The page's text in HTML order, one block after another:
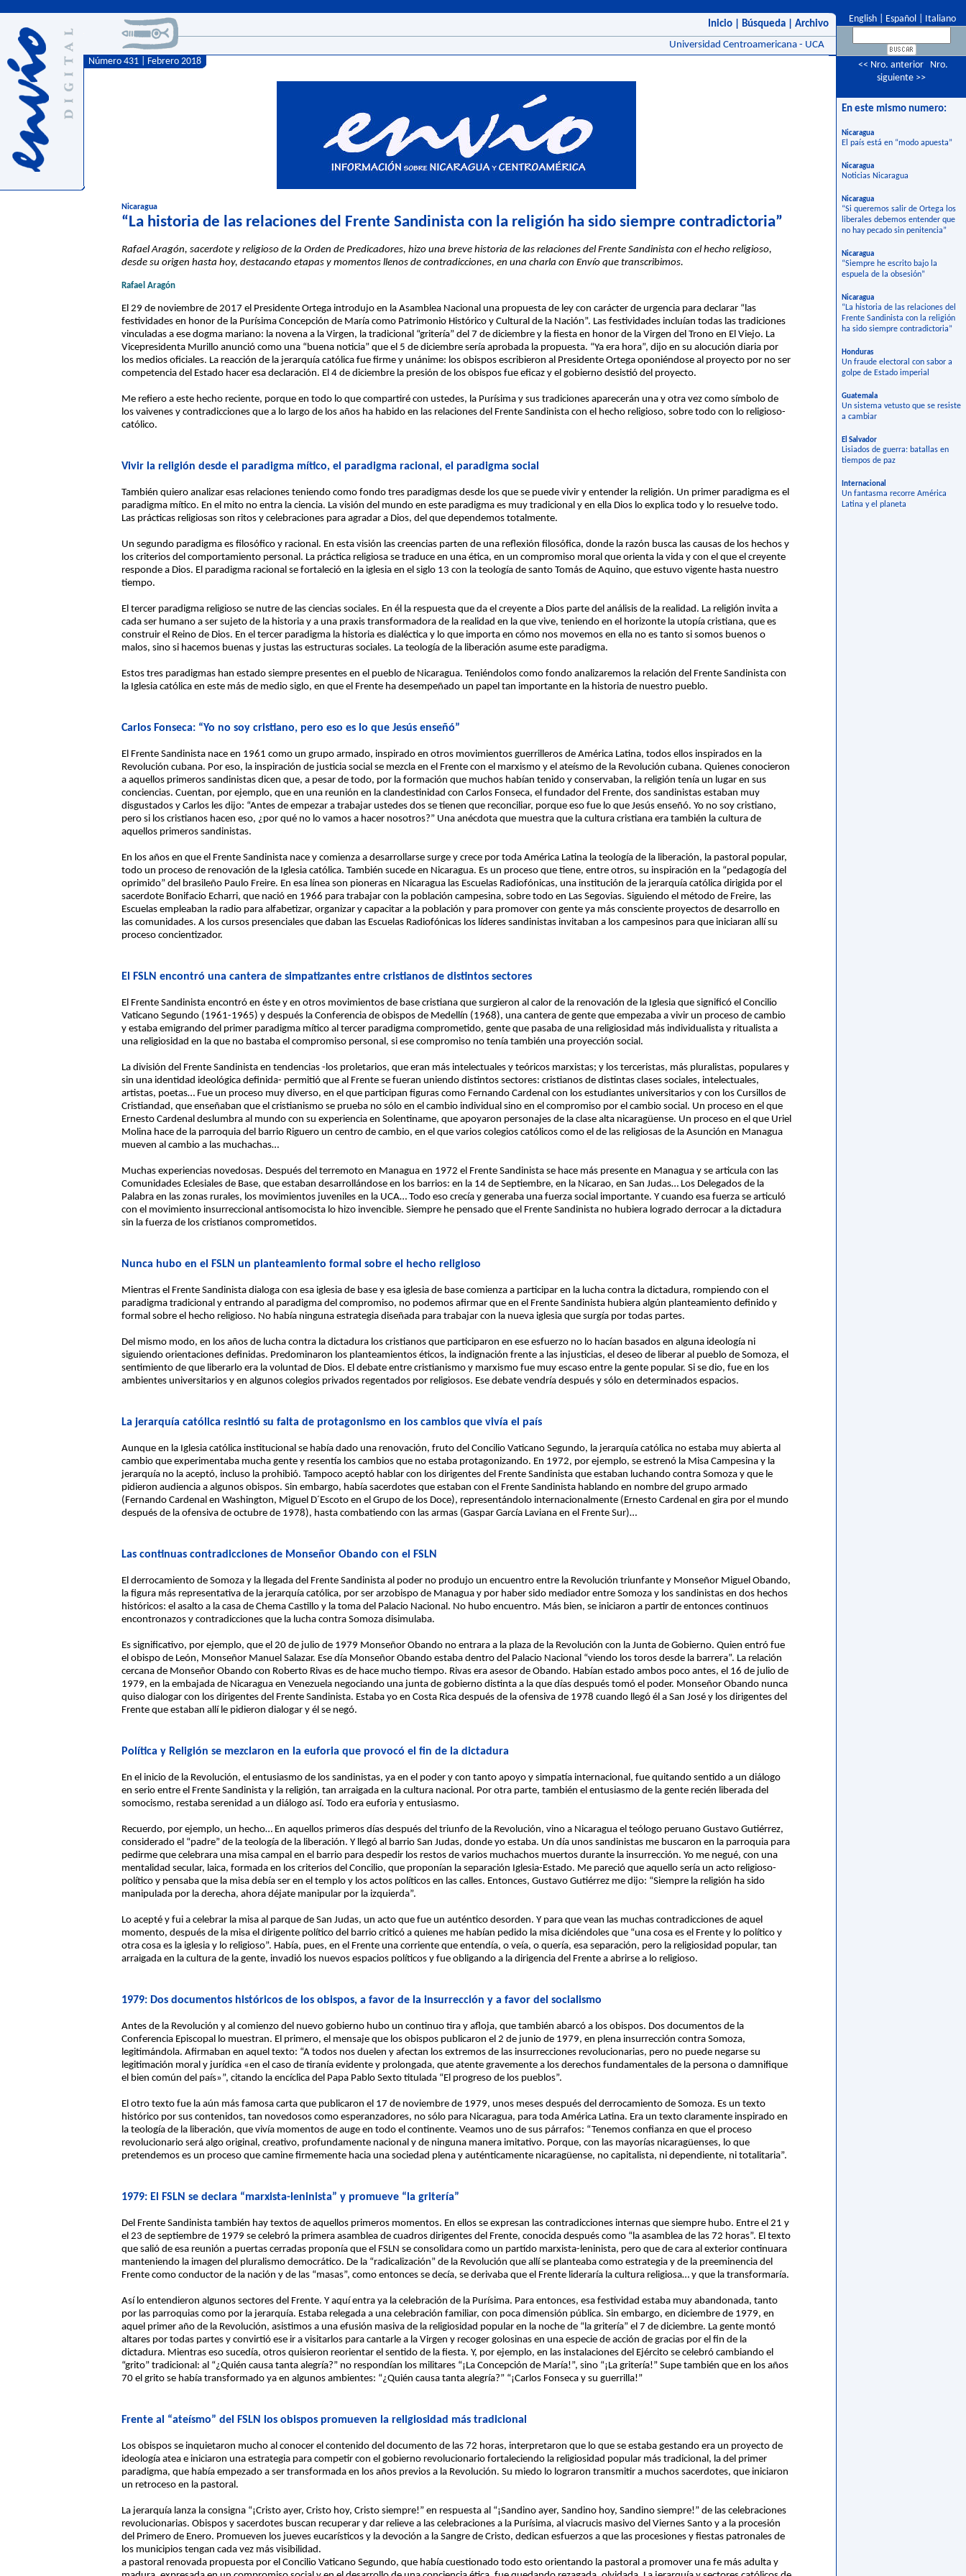
Inicio Búsqueda
Archivo
Universidad Centroamericana - UCA
Número 431 | Febrero 2018
Nicaragua
“La historia de las relaciones del Frente Sandinista con la religión ha sido siempre contradictoria”
Rafael Aragón, sacerdote y religioso de la Orden de Predicadores, hizo una breve historia de las relaciones del Frente Sandinista con el hecho religioso,
desde su origen hasta hoy, destacando etapas y momentos llenos de contradicciones, en una charla con Envío que transcribimos.
Rafael Aragón
El 29 de noviembre de 2017 el Presidente Ortega introdujo en la Asamblea Nacional una propuesta de ley con carácter de urgencia para declarar “las
festividades en honor de la Purísima Concepción de María como Patrimonio Histórico y Cultural de la Nación”. Las festividades incluían todas las tradiciones
vinculadas a ese dogma mariano: la novena a la Virgen, la tradicional “gritería” del 7 de diciembre y la fiesta en honor de la Virgen del Trono en El Viejo. La
Vicepresidenta Murillo anunció como una “buena noticia” que el 5 de diciembre sería aprobada la propuesta. “Ya era hora”, dijo en su alocución diaria por
los medios oficiales. La reacción de la jerarquía católica fue firme y unánime: los obispos escribieron al Presidente Ortega oponiéndose al proyecto por no ser
competencia del Estado hacer esa declaración. El 4 de diciembre la presión de los obispos fue eficaz y el gobierno desistió del proyecto.
Me refiero a este hecho reciente, porque en todo lo que compartiré con ustedes, la Purísima y sus tradiciones aparecerán una y otra vez como símbolo de
los vaivenes y contradicciones que a lo largo de los años ha habido en las relaciones del Frente Sandinista con el hecho religioso, sobre todo con lo religioso-
católico.
Vivir la religión desde el paradigma mítico, el paradigma racional, el paradigma social
También quiero analizar esas relaciones teniendo como fondo tres paradigmas desde los que se puede vivir y entender la religión. Un primer paradigma es el
paradigma mítico. En el mito no entra la ciencia. La visión del mundo en este paradigma es muy tradicional y en ella Dios lo explica todo y lo resuelve todo.
Las prácticas religiosas son ritos y celebraciones para agradar a Dios, del que dependemos totalmente.
Un segundo paradigma es filosófico y racional. En esta visión las creencias parten de una reflexión filosófica, donde la razón busca las causas de los hechos y
los criterios del comportamiento personal. La práctica religiosa se traduce en una ética, en un compromiso moral que orienta la vida y con el que el creyente
responde a Dios. El paradigma racional se fortaleció en la iglesia en el siglo 13 con la teología de santo Tomás de Aquino, que estuvo vigente hasta nuestro
tiempo.
El tercer paradigma religioso se nutre de las ciencias sociales. En él la respuesta que da el creyente a Dios parte del análisis de la realidad. La religión invita a
cada ser humano a ser sujeto de la historia y a una praxis transformadora de la realidad en la que vive, teniendo en el horizonte la utopía cristiana, que es
construir el Reino de Dios. En el tercer paradigma la historia es dialéctica y lo que importa en cómo nos movemos en ella no es tanto si somos buenos o
malos, sino si hacemos buenas y justas las estructuras sociales. La teología de la liberación asume este paradigma.
Estos tres paradigmas han estado siempre presentes en el pueblo de Nicaragua. Teniéndolos como fondo analizaremos la relación del Frente Sandinista con
la Iglesia católica en este más de medio siglo, en que el Frente ha desempeñado un papel tan importante en la historia de nuestro pueblo.
Carlos Fonseca: “Yo no soy cristiano, pero eso es lo que Jesús enseñó”
El Frente Sandinista nace en 1961 como un grupo armado, inspirado en otros movimientos guerrilleros de América Latina, todos ellos inspirados en la
Revolución cubana. Por eso, la inspiración de justicia social se mezcla en el Frente con el marxismo y el ateísmo de la Revolución cubana. Quienes conocieron
a aquellos primeros sandinistas dicen que, a pesar de todo, por la formación que muchos habían tenido y conservaban, la religión tenía un lugar en sus
conciencias. Cuentan, por ejemplo, que en una reunión en la clandestinidad con Carlos Fonseca, el fundador del Frente, dos sandinistas estaban muy
disgustados y Carlos les dijo: “Antes de empezar a trabajar ustedes dos se tienen que reconciliar, porque eso fue lo que Jesús enseñó. Yo no soy cristiano,
pero si los cristianos hacen eso, ¿por qué no lo vamos a hacer nosotros?” Una anécdota que muestra que la cultura cristiana era también la cultura de
aquellos primeros sandinistas.
En los años en que el Frente Sandinista nace y comienza a desarrollarse surge y crece por toda América Latina la teología de la liberación, la pastoral popular,
todo un proceso de renovación de la Iglesia católica. También sucede en Nicaragua. Es un proceso que tiene, entre otros, su inspiración en la “pedagogía del
oprimido” del brasileño Paulo Freire. En esa línea son pioneras en Nicaragua las Escuelas Radiofónicas, una institución de la jerarquía católica dirigida por el
sacerdote Bonifacio Echarri, que nació en 1966 para trabajar con la población campesina, sobre todo en Las Segovias. Siguiendo el método de Freire, las
Escuelas empleaban la radio para alfabetizar, organizar y capacitar a la población y para promover con gente ya más consciente proyectos de desarrollo en
las comunidades. A los cursos presenciales que daban las Escuelas Radiofónicas los líderes sandinistas invitaban a los campesinos para que iniciaran allí su
proceso concientizador.
El FSLN encontró una cantera de simpatizantes entre cristianos de distintos sectores
El Frente Sandinista encontró en éste y en otros movimientos de base cristiana que surgieron al calor de la renovación de la Iglesia que significó el Concilio
Vaticano Segundo (1961-1965) y después la Conferencia de obispos de Medellín (1968), una cantera de gente que empezaba a vivir un proceso de cambio
y estaba emigrando del primer paradigma mítico al tercer paradigma comprometido, gente que pasaba de una religiosidad más individualista y ritualista a
una religiosidad en la que no bastaba el compromiso personal, si ese compromiso no tenía también una proyección social.
La división del Frente Sandinista en tendencias -los proletarios, que eran más intelectuales y teóricos marxistas; y los terceristas, más pluralistas, populares y
sin una identidad ideológica definida- permitió que al Frente se fueran uniendo distintos sectores: cristianos de distintas clases sociales, intelectuales,
artistas, poetas… Fue un proceso muy diverso, en el que participan figuras como Fernando Cardenal con los estudiantes universitarios y con los Cursillos de
Cristiandad, que enseñaban que el cristianismo se prueba no sólo en el cambio individual sino en el compromiso por el cambio social. Un proceso en el que
Ernesto Cardenal deslumbra al mundo con su experiencia en Solentiname, que apoyaron personajes de la clase alta nicaragüense. Un proceso en el que Uriel
Molina hace de la parroquia del barrio Riguero un centro de cambio, en el que varios colegios católicos como el de las religiosas de la Asunción en Managua
mueven al cambio a las muchachas…
Muchas experiencias novedosas. Después del terremoto en Managua en 1972 el Frente Sandinista se hace más presente en Managua y se articula con las
Comunidades Eclesiales de Base, que estaban desarrollándose en los barrios: en la 14 de Septiembre, en la Nicarao, en San Judas… Los Delegados de la
Palabra en las zonas rurales, los movimientos juveniles en la UCA… Todo eso crecía y generaba una fuerza social importante. Y cuando esa fuerza se articuló
con el movimiento insurreccional antisomocista lo hizo invencible. Siempre he pensado que el Frente Sandinista no hubiera logrado derrocar a la dictadura
sin la fuerza de los cristianos comprometidos.
Nunca hubo en el FSLN un planteamiento formal sobre el hecho religioso
Mientras el Frente Sandinista dialoga con esa iglesia de base y esa iglesia de base comienza a participar en la lucha contra la dictadura, rompiendo con el
paradigma tradicional y entrando al paradigma del compromiso, no podemos afirmar que en el Frente Sandinista hubiera algún planteamiento definido y
formal sobre el hecho religioso. No había ninguna estrategia diseñada para trabajar con la nueva iglesia que surgía por todas partes.
Del mismo modo, en los años de lucha contra la dictadura los cristianos que participaron en ese esfuerzo no lo hacían basados en alguna ideología ni
siguiendo orientaciones definidas. Predominaron los planteamientos éticos, la indignación frente a las injusticias, el deseo de liberar al pueblo de Somoza, el
sentimiento de que liberarlo era la voluntad de Dios. El debate entre cristianismo y marxismo fue muy escaso entre la gente popular. Si se dio, fue en los
ambientes universitarios y en algunos colegios privados regentados por religiosos. Ese debate vendría después y sólo en determinados espacios.
La jerarquía católica resintió su falta de protagonismo en los cambios que vivía el país
Aunque en la Iglesia católica institucional se había dado una renovación, fruto del Concilio Vaticano Segundo, la jerarquía católica no estaba muy abierta al
cambio que experimentaba mucha gente y resentía los cambios que no estaba protagonizando. En 1972, por ejemplo, se estrenó la Misa Campesina y la
jerarquía no la aceptó, incluso la prohibió. Tampoco aceptó hablar con los dirigentes del Frente Sandinista que estaban luchando contra Somoza y que le
pidieron audiencia a algunos obispos. Sin embargo, había sacerdotes que estaban con el Frente Sandinista hablando en nombre del grupo armado
(Fernando Cardenal en Washington, Miguel D´Escoto en el Grupo de los Doce), representándolo internacionalmente (Ernesto Cardenal en gira por el mundo
después de la ofensiva de octubre de 1978), hasta combatiendo con las armas (Gaspar García Laviana en el Frente Sur)…
Las continuas contradicciones de Monseñor Obando con el FSLN
El derrocamiento de Somoza y la llegada del Frente Sandinista al poder no produjo un encuentro entre la Revolución triunfante y Monseñor Miguel Obando,
la figura más representativa de la jerarquía católica, por ser arzobispo de Managua y por haber sido mediador entre Somoza y los sandinistas en dos hechos
históricos: el asalto a la casa de Chema Castillo y la toma del Palacio Nacional. No hubo encuentro. Más bien, se iniciaron a partir de entonces continuos
encontronazos y contradicciones que la lucha contra Somoza disimulaba.
Es significativo, por ejemplo, que el 20 de julio de 1979 Monseñor Obando no entrara a la plaza de la Revolución con la Junta de Gobierno. Quien entró fue
el obispo de León, Monseñor Manuel Salazar. Ese día Monseñor Obando estaba dentro del Palacio Nacional “viendo los toros desde la barrera”. La relación
cercana de Monseñor Obando con Roberto Rivas es de hace mucho tiempo. Rivas era asesor de Obando. Habían estado ambos poco antes, el 16 de julio de
1979, en la embajada de Nicaragua en Venezuela negociando una junta de gobierno distinta a la que días después tomó el poder. Monseñor Obando nunca
quiso dialogar con los dirigentes del Frente Sandinista. Estaba yo en Costa Rica después de la ofensiva de 1978 cuando llegó él a San José y los dirigentes del
Frente que estaban allí le pidieron dialogar y él se negó.
Política y Religión se mezclaron en la euforia que provocó el fin de la dictadura
En el inicio de la Revolución, el entusiasmo de los sandinistas, ya en el poder y con tanto apoyo y simpatía internacional, fue quitando sentido a un diálogo
en serio entre el Frente Sandinista y la religión, tan arraigada en la cultura nacional. Por otra parte, también el entusiasmo de la gente recién liberada del
somocismo, restaba serenidad a un diálogo así. Todo era euforia y entusiasmo.
Recuerdo, por ejemplo, un hecho… En aquellos primeros días después del triunfo de la Revolución, vino a Nicaragua el teólogo peruano Gustavo Gutiérrez,
considerado el “padre” de la teología de la liberación. Y llegó al barrio San Judas, donde yo estaba. Un día unos sandinistas me buscaron en la parroquia para
pedirme que celebrara una misa campal en el barrio para despedir los restos de varios muchachos muertos durante la insurrección. Yo me negué, con una
mentalidad secular, laica, formada en los criterios del Concilio, que proponían la separación Iglesia-Estado. Me pareció que aquello sería un acto religioso-
político y pensaba que la misa debía ser en el templo y los actos políticos en las calles. Entonces, Gustavo Gutiérrez me dijo: “Siempre la religión ha sido
manipulada por la derecha, ahora déjate manipular por la izquierda”.
Lo acepté y fui a celebrar la misa al parque de San Judas, un acto que fue un auténtico desorden. Y para que vean las muchas contradicciones de aquel
momento, después de la misa el dirigente político del barrio criticó a quienes me habían pedido la misa diciéndoles que “una cosa es el Frente y lo político y
otra cosa es la iglesia y lo religioso”. Había, pues, en el Frente una corriente que entendía, o veía, o quería, esa separación, pero la religiosidad popular, tan
arraigada en la cultura de la gente, invadió los nuevos espacios políticos y fue obligando a la dirigencia del Frente a abrirse a lo religioso.
1979: Dos documentos históricos de los obispos, a favor de la insurrección y a favor del socialismo
Antes de la Revolución y al comienzo del nuevo gobierno hubo un continuo tira y afloja, que también abarcó a los obispos. Dos documentos de la
Conferencia Episcopal lo muestran. El primero, el mensaje que los obispos publicaron el 2 de junio de 1979, en plena insurrección contra Somoza,
legitimándola. Afirmaban en aquel texto: “A todos nos duelen y afectan los extremos de las insurrecciones revolucionarias, pero no puede negarse su
legitimación moral y jurídica «en el caso de tiranía evidente y prolongada, que atente gravemente a los derechos fundamentales de la persona o damnifique
el bien común del país»”, citando la encíclica del Papa Pablo Sexto titulada “El progreso de los pueblos”.
El otro texto fue la aún más famosa carta que publicaron el 17 de noviembre de 1979, unos meses después del derrocamiento de Somoza. Es un texto
histórico por sus contenidos, tan novedosos como esperanzadores, no sólo para Nicaragua, para toda América Latina. Era un texto claramente inspirado en
la teología de la liberación, que vivía momentos de auge en todo el continente. Veamos uno de sus párrafos: “Tenemos confianza en que el proceso
revolucionario será algo original, creativo, profundamente nacional y de ninguna manera imitativo. Porque, con las mayorías nicaragüenses, lo que
pretendemos es un proceso que camine firmemente hacia una sociedad plena y auténticamente nicaragüense, no capitalista, ni dependiente, ni totalitaria”.
1979: El FSLN se declara “marxista-leninista” y promueve “la gritería”
Del Frente Sandinista también hay textos de aquellos primeros momentos. En ellos se expresan las contradicciones internas que siempre hubo. Entre el 21 y
el 23 de septiembre de 1979 se celebró la primera asamblea de cuadros dirigentes del Frente, conocida después como “la asamblea de las 72 horas”. El texto
que salió de esa reunión a puertas cerradas proponía que el FSLN se consolidara como un partido marxista-leninista, pero que de cara al exterior continuara
manteniendo la imagen del pluralismo democrático. De la “radicalización” de la Revolución que allí se planteaba como estrategia y de la preeminencia del
Frente como conductor de la nación y de las “masas”, como entonces se decía, se derivaba que el Frente lideraría la cultura religiosa… y que la transformaría.
Así lo entendieron algunos sectores del Frente. Y aquí entra ya la celebración de la Purísima. Para entonces, esa festividad estaba muy abandonada, tanto
por las parroquias como por la jerarquía. Estaba relegada a una celebración familiar, con poca dimensión pública. Sin embargo, en diciembre de 1979, en
aquel primer año de la Revolución, asistimos a una efusión masiva de la religiosidad popular en la noche de “la gritería” el 7 de diciembre. La gente montó
altares por todas partes y convirtió ese ir a visitarlos para cantarle a la Virgen y recoger golosinas en una especie de acción de gracias por el fin de la
dictadura. Mientras eso sucedía, otros quisieron reorientar el sentido de la fiesta. Y, por ejemplo, en las instalaciones del Ejército se celebró cambiando el
“grito” tradicional: al “¿Quién causa tanta alegría?” no respondían los militares “¡La Concepción de María!”, sino “¡La gritería!” Supe también que en los años
70 el grito se había transformado ya en algunos ambientes: “¿Quién causa tanta alegría?” “¡Carlos Fonseca y su guerrilla!”
Frente al “ateísmo” del FSLN los obispos promueven la religiosidad más tradicional
Los obispos se inquietaron mucho al conocer el contenido del documento de las 72 horas, interpretaron que lo que se estaba gestando era un proyecto de
ideología atea e iniciaron una estrategia para competir con el gobierno revolucionario fortaleciendo la religiosidad popular más tradicional, la del primer
paradigma, que había empezado a ser transformada en los años previos a la Revolución. Su miedo lo lograron transmitir a muchos sacerdotes, que iniciaron
un retroceso en la pastoral.
La jerarquía lanza la consigna “¡Cristo ayer, Cristo hoy, Cristo siempre!” en respuesta al “¡Sandino ayer, Sandino hoy, Sandino siempre!” de las celebraciones
revolucionarias. Obispos y sacerdotes buscan recuperar y dar relieve a las celebraciones a la Purísima, al viacrucis masivo del Viernes Santo y a la procesión
del Primero de Enero. Promueven los jueves eucarísticos y la devoción a la Sangre de Cristo, dedican esfuerzos a que las procesiones y fiestas patronales de
los municipios tengan cada vez más visibilidad.
a pastoral renovada propuesta por el Concilio Vaticano Segundo, que había cuestionado todo esto orientando la pastoral a promover una fe más adulta y
English Español Italiano
<< Nro. anterior
Nro.
siguiente >>
En este mismo numero:
Nicaragua
El país está en “modo apuesta”
Nicaragua
Noticias Nicaragua
Nicaragua
“Si queremos salir de Ortega los
liberales debemos entender que
no hay pecado sin penitencia”
Nicaragua
“Siempre he escrito bajo la
espuela de la obsesión”
Nicaragua
“La historia de las relaciones del
Frente Sandinista con la religión
ha sido siempre contradictoria”
Honduras
Un fraude electoral con sabor a
golpe de Estado imperial
Guatemala
Un sistema vetusto que se resiste
a cambiar
El Salvador
Lisiados de guerra: batallas en
tiempos de paz
Internacional
Un fantasma recorre América
Latina y el planeta